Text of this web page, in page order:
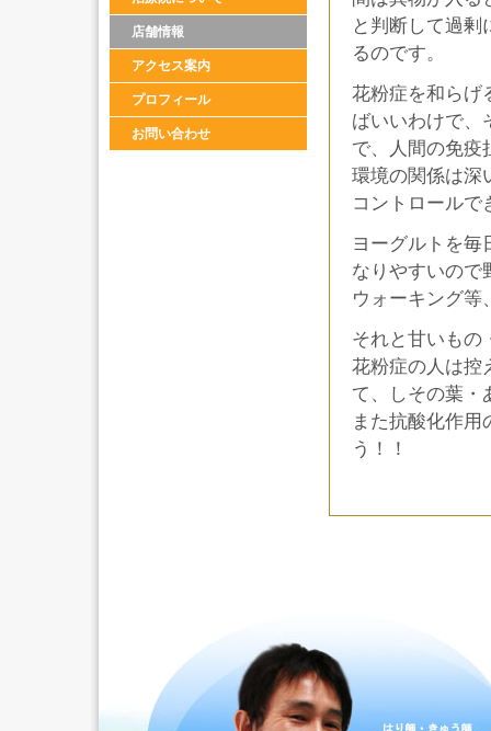
店舗情報
アクセス案内
プロフィール
お問い合わせ
と判断して過
るのです。
花粉症を和らげ
ばいいわけで、
で、人間の免疫
環境の関係は深
コントロールで
ヨーグルトを毎
なりやすいので
ウォーキング等
それと甘いもの
花粉症の人は控
て、しその葉・
また抗酸化作
う！！